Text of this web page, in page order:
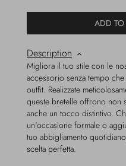
ADD TO
Description
Migliora il tuo stile con le
accessorio senza tempo
outfit. Realizzate
queste bretelle offrono non
anche un tocco distintivo.
un'occasione formale o
tuo abbigliamento
scelta perfetta.